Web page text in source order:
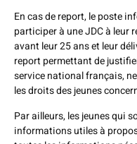
En cas de report, le poste
participer à une JDC à leur
avant leur 25 ans et leur
report permettant de
service national français,
les droits des jeunes
Par ailleurs, les jeunes qui
informations utiles à